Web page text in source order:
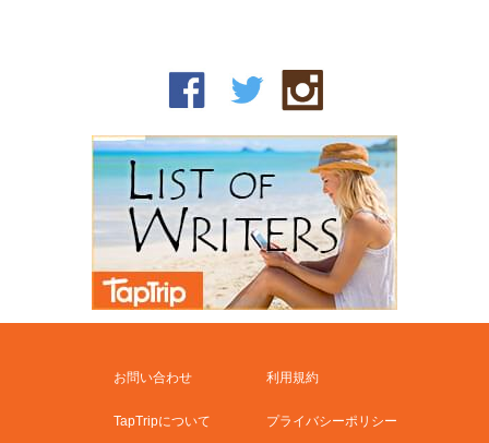
お問い合わせ 利用規約
TapTripについて プライバシーポリシー